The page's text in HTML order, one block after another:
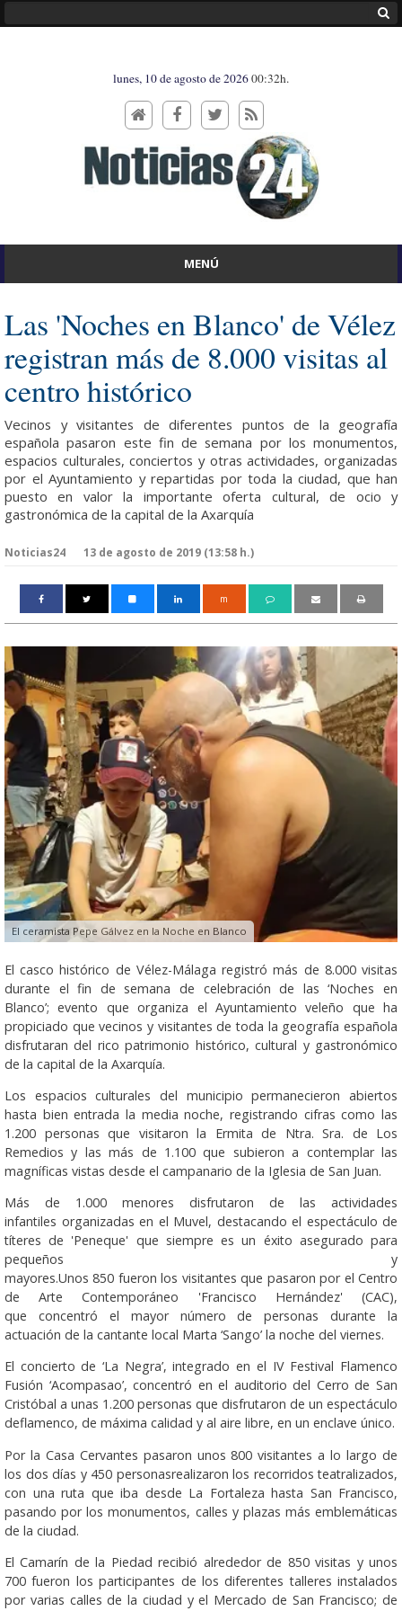
lunes, 10 de agosto de 202600:32h.
MENÚ
Las 'Noches en Blanco' de Vélez
registran más de 8.000 visitas al
centro histórico
Vecinos y visitantes de diferentes puntos de la geografía
española pasaron este fin de semana por los monumentos,
espacios culturales, conciertos y otras actividades, organizadas
por el Ayuntamiento y repartidas por toda la ciudad, que han
puesto en valor la importante oferta cultural, de ocio y
gastronómica de la capital de la Axarquía
Noticias24 13 de agosto de 2019 (13:58 h.)
m
El ceramista Pepe Gálvez en la Noche en Blanco
El casco histórico de Vélez-Málaga registró más de 8.000 visitas
durante el fin de semana de celebración de las ‘Noches en
Blanco’; evento que organiza el Ayuntamiento veleño que ha
propiciado que vecinos y visitantes de toda la geografía española
disfrutaran del rico patrimonio histórico, cultural y gastronómico
de la capital de la Axarquía.
Los espacios culturales del municipio permanecieron abiertos
hasta bien entrada la media noche, registrando cifras como las
1.200 personas que visitaron la Ermita de Ntra. Sra. de Los
Remedios y las más de 1.100 que subieron a contemplar las
magníficas vistas desde el campanario de la Iglesia de San Juan.
Más de 1.000 menores disfrutaron de las actividades
infantiles organizadas en el Muvel, destacando el espectáculo de
títeres de 'Peneque' que siempre es un éxito asegurado para
pequeños y
mayores.Unos 850 fueron los visitantes que pasaron por el Centro
de Arte Contemporáneo 'Francisco Hernández' (CAC),
que concentró el mayor número de personas durante la
actuación de la cantante local Marta ‘Sango’ la noche del viernes.
El concierto de ‘La Negra’, integrado en el IV Festival Flamenco
Fusión ‘Acompasao’, concentró en el auditorio del Cerro de San
Cristóbal a unas 1.200 personas que disfrutaron de un espectáculo
deflamenco, de máxima calidad y al aire libre, en un enclave único.
Por la Casa Cervantes pasaron unos 800 visitantes a lo largo de
los dos días y 450 personasrealizaron los recorridos teatralizados,
con una ruta que iba desde La Fortaleza hasta San Francisco,
pasando por los monumentos, calles y plazas más emblemáticas
de la ciudad.
El Camarín de la Piedad recibió alrededor de 850 visitas y unos
700 fueron los participantes de los diferentes talleres instalados
por varias calles de la ciudad y el Mercado de San Francisco; de